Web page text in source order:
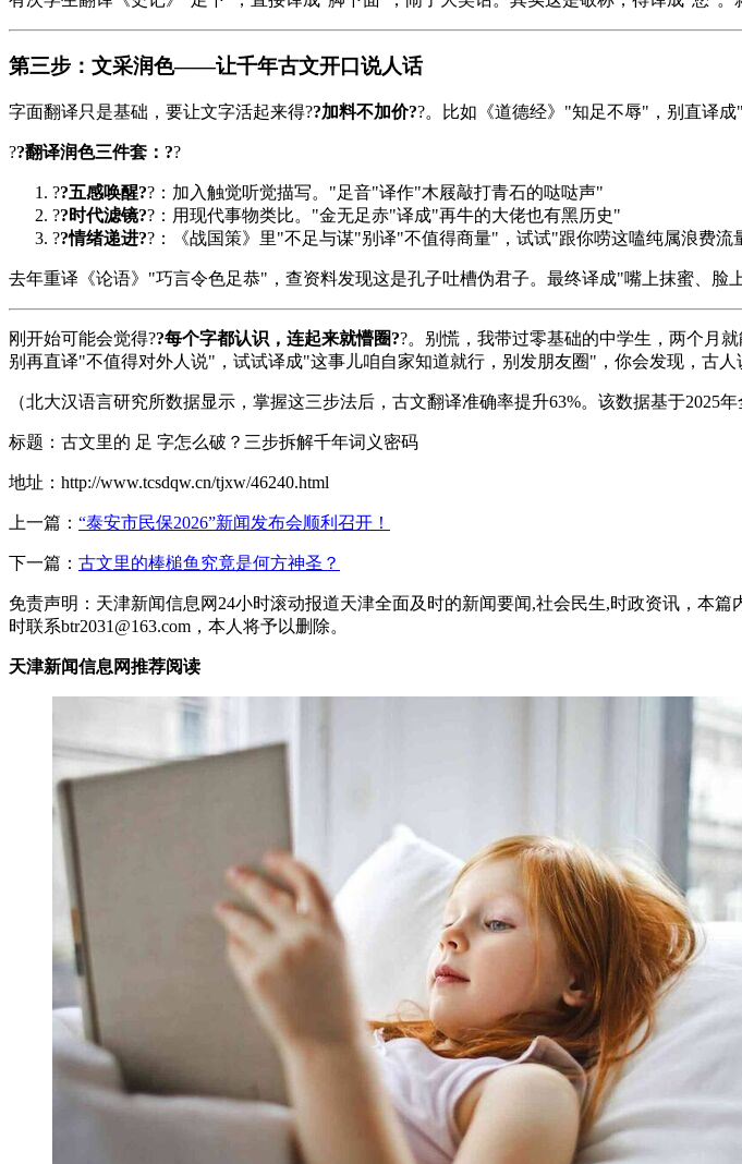
第三步：文采润色——让千年古文开口说人话
字面翻译只是基础，要让文字活起来得??加料不加价??。比如《道德经》"知足不辱"，别直译
??翻译润色三件套：??
??五感唤醒??：加入触觉听觉描写。"足音"译作"木屐敲打青石的哒哒声"
??时代滤镜??：用现代事物类比。"金无足赤"译成"再牛的大佬也有黑历史"
??情绪递进??：《战国策》里"不足与谋"别译"不值得商量"，试试"跟你唠这嗑纯属浪费流
去年重译《论语》"巧言令色足恭"，查资料发现这是孔子吐槽伪君子。最终译成"嘴上抹蜜、脸
刚开始可能会觉得??每个字都认识，连起来就懵圈??。别慌，我带过零基础的中学生，两个月
别再直译"不值得对外人说"，试试译成"这事儿咱自家知道就行，别发朋友圈"，你会发现，古人
（北大汉语言研究所数据显示，掌握这三步法后，古文翻译准确率提升63%。该数据基于2025
标题：古文里的 足 字怎么破？三步拆解千年词义密码
地址：http://www.tcsdqw.cn/tjxw/46240.html
上一篇： “泰安市民保2026”新闻发布会顺利召开！
下一篇： 古文里的棒槌鱼究竟是何方神圣？
免责声明：天津新闻信息网24小时滚动报道天津全面及时的新闻要闻,社会民生,时政资讯，本
时联系btr2031@163.com，本人将予以删除。
天津新闻信息网推荐阅读